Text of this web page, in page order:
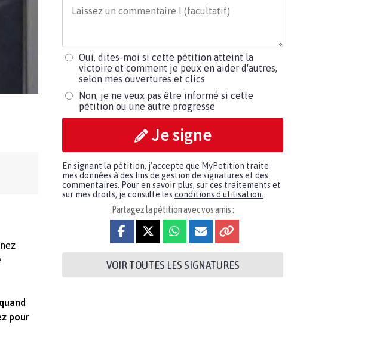
pour
Oui, dites-moi si cette pétition atteint la
victoire et comment je peux en aider d'autres,
selon mes ouvertures et clics
Non, je ne veux pas être informé si cette
pétition ou une autre progresse
Je signe
En signant la pétition, j'accepte que MyPetition traite
mes données à des fins de gestion de signatures et des
commentaires. Pour en savoir plus, sur ces traitements et
sur mes droits, je consulte les conditions d'utilisation.
Partagez la pétition avec vos amis :
VOIR TOUTES LES SIGNATURES